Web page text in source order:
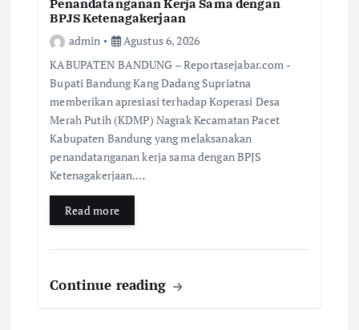
Penandatanganan Kerja Sama dengan
BPJS Ketenagakerjaan
admin
Agustus 6, 2026
KABUPATEN BANDUNG – Reportasejabar.com -
Bupati Bandung Kang Dadang Supriatna
memberikan apresiasi terhadap Koperasi Desa
Merah Putih (KDMP) Nagrak Kecamatan Pacet
Kabupaten Bandung yang melaksanakan
penandatanganan kerja sama dengan BPJS
Ketenagakerjaan.…
Read more
Continue reading